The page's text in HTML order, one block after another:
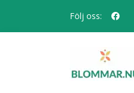
Följ oss: